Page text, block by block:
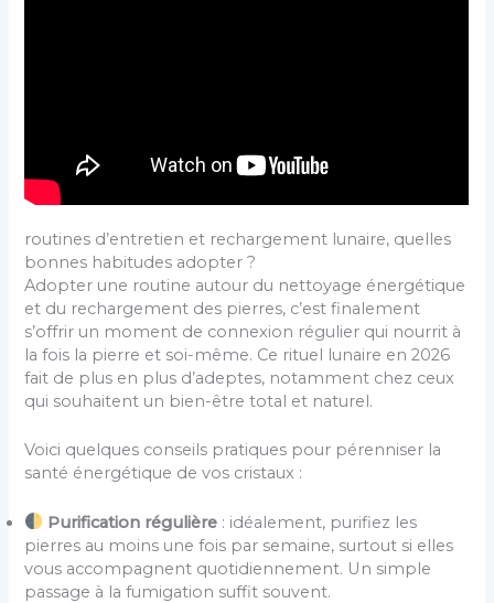
routines d’entretien et rechargement lunaire, quelles
bonnes habitudes adopter ?
Adopter une routine autour du nettoyage énergétique
et du rechargement des pierres, c’est finalement
s’offrir un moment de connexion régulier qui nourrit à
la fois la pierre et soi-même. Ce rituel lunaire en 2026
fait de plus en plus d’adeptes, notamment chez ceux
qui souhaitent un bien-être total et naturel.
Voici quelques conseils pratiques pour pérenniser la
santé énergétique de vos cristaux :
Purification régulière : idéalement, purifiez les
pierres au moins une fois par semaine, surtout si elles
vous accompagnent quotidiennement. Un simple
passage à la fumigation suffit souvent.